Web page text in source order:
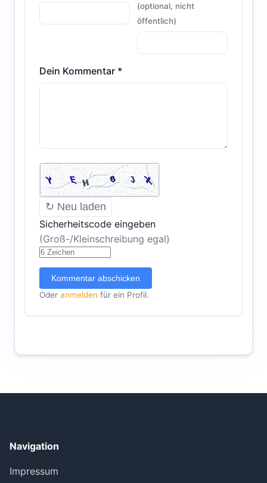
(optional, nicht
öffentlich)
Dein Kommentar *
↻ Neu laden
Sicherheitscode eingeben
(Groß-/Kleinschreibung egal)
Kommentar abschicken
Oder anmelden für ein Profil.
Navigation
Impressum